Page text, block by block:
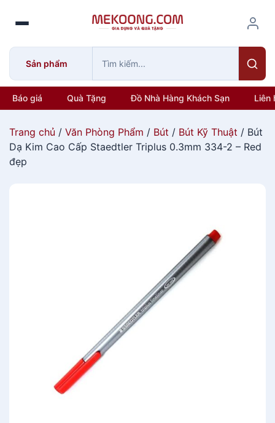
o
Sản phẩm
Báo giá Quà Tặng Đồ Nhà Hàng Khách Sạn Liên
Trang chủ / Văn Phòng Phẩm / Bút / Bút Kỹ Thuật / Bút
Dạ Kim Cao Cấp Staedtler Triplus 0.3mm 334-2 – Red
đẹp